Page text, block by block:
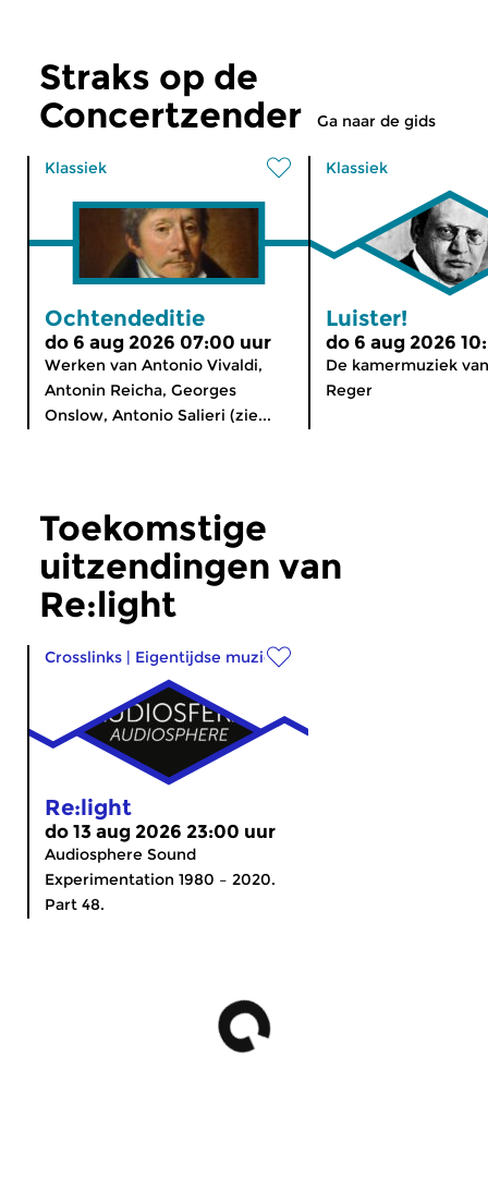
Straks op de
Concertzender
Ga naar de gids
Klassiek
Ochtendeditie
do 6 aug 2026 07:00 uur
Werken van Antonio Vivaldi,
Antonin Reicha, Georges
Onslow, Antonio Salieri (zie...
Klassiek
Luister!
do 6 aug 2026
De kamermuziek
Reger
Toekomstige
uitzendingen van
Re:light
Crosslinks | Eigentijdse muziek
Re:light
do 13 aug 2026 23:00 uur
Audiosphere Sound
Experimentation 1980 – 2020.
Part 48.